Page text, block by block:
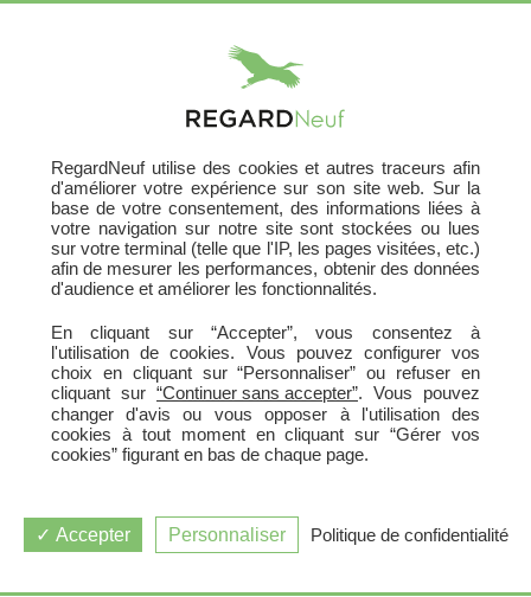
Architectes
qui concerne l’aménagement de l’espace à différentes
phases du projet.
RegardNeuf utilise des cookies et autres traceurs afin
d'améliorer votre expérience sur son site web. Sur la
base de votre consentement, des informations liées à
votre navigation sur notre site sont stockées ou lues
sur votre terminal (telle que l'IP, les pages visitées, etc.)
afin de mesurer les performances, obtenir des données
d'audience et améliorer les fonctionnalités.
En cliquant sur “Accepter”, vous consentez à
l'utilisation de cookies. Vous pouvez configurer vos
choix en cliquant sur “Personnaliser” ou refuser en
cliquant sur “Continuer sans accepter”. Vous pouvez
changer d'avis ou vous opposer à l'utilisation des
cookies à tout moment en cliquant sur “Gérer vos
cookies” figurant en bas de chaque page.
Accepter Personnaliser Politique de confidentialité